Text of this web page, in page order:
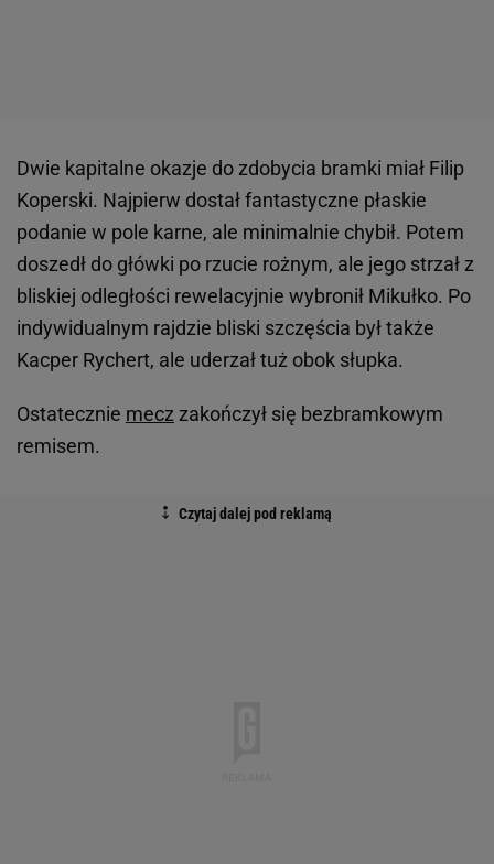
Dwie kapitalne okazje do zdobycia bramki miał Filip
Koperski. Najpierw dostał fantastyczne płaskie
podanie w pole karne, ale minimalnie chybił. Potem
doszedł do główki po rzucie rożnym, ale jego strzał z
bliskiej odległości rewelacyjnie wybronił Mikułko. Po
indywidualnym rajdzie bliski szczęścia był także
Kacper Rychert, ale uderzał tuż obok słupka.
Ostatecznie mecz zakończył się bezbramkowym
remisem.